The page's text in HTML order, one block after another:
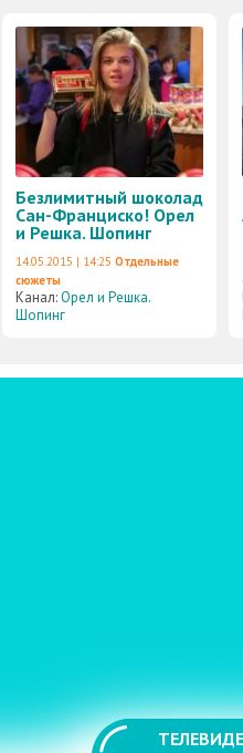
Безлимитный шоколад
Сан-Франциско! Орел
и Решка. Шопинг
14.05.2015 | 14:25 Отдельные
сюжеты
Канал:Орел и Решка.
Шопинг